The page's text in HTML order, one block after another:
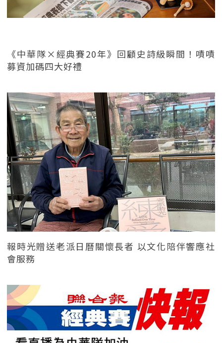
《中華隊×經典賽20年》回顧史詩級瞬間！嘖嘖
募資加碼四大好禮
報時光贈送老派日曆關懷長者 以文化陪伴響應社
會服務